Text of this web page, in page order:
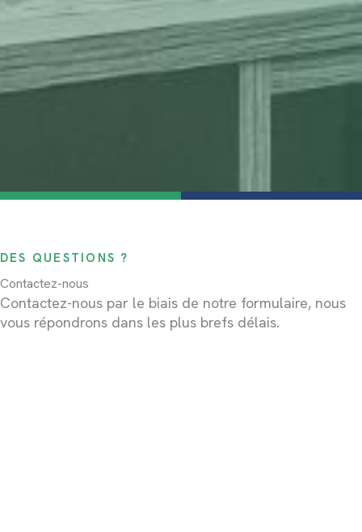
DES QUESTIONS ?
Contactez-nous
Contactez-nous par le biais de notre formulaire, nous
vous répondrons dans les plus brefs délais.